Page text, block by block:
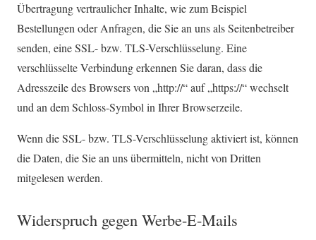
Übertragung vertraulicher Inhalte, wie zum Beispiel
Bestellungen oder Anfragen, die Sie an uns als Seitenbetreiber
senden, eine SSL- bzw. TLS-Verschlüsselung. Eine
verschlüsselte Verbindung erkennen Sie daran, dass die
Adresszeile des Browsers von „http://“ auf „https://“ wechselt
und an dem Schloss-Symbol in Ihrer Browserzeile.
Wenn die SSL- bzw. TLS-Verschlüsselung aktiviert ist, können
die Daten, die Sie an uns übermitteln, nicht von Dritten
mitgelesen werden.
Widerspruch gegen Werbe-E-Mails